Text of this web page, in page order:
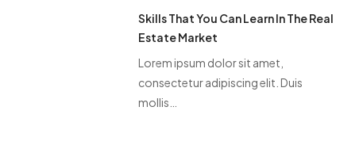
Skills That You Can Learn In The Real
Estate Market
Lorem ipsum dolor sit amet,
consectetur adipiscing elit. Duis
mollis…